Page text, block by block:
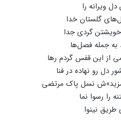
ویرانه‌ را
گلستان‌ خدا
گردی‌ جدا
به‌ جمله‌ فصل‌ها
از این‌ قفس‌ گردم‌ رها
رو نهاده‌ در فنا
نسل‌ پاک‌ مرتضی‌
را رسوا نما
نینوا